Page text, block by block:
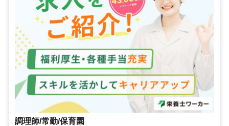
調理師/常勤/保育園